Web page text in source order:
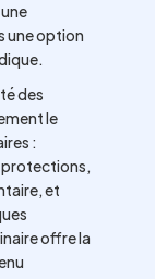
une option
des
le
:
protections,
et
offre la